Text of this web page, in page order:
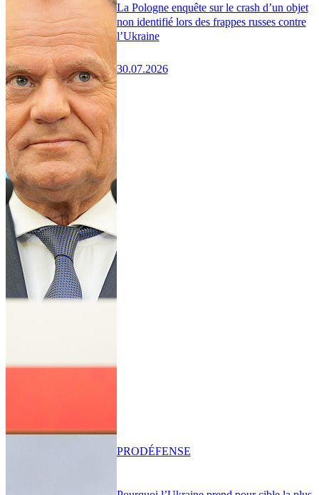
La Pologne enquête sur le crash d’un objet
non identifié lors des frappes russes contre
l’Ukraine
30.07.2026
PRODÉFENSE